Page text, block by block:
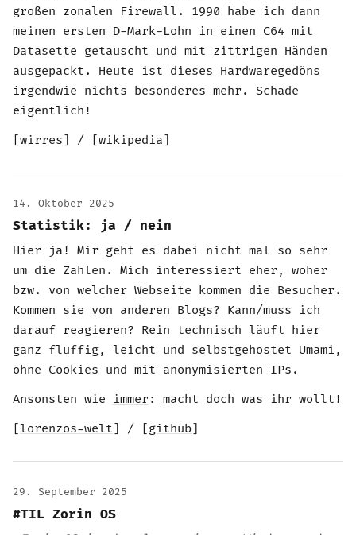
großen zonalen Firewall. 1990 habe ich dann
meinen ersten D-Mark-Lohn in einen C64 mit
Datasette getauscht und mit zittrigen Händen
ausgepackt. Heute ist dieses Hardwaregedöns
irgendwie nichts besonderes mehr. Schade
eigentlich!
[wirres] / [wikipedia]
14. Oktober 2025
Statistik: ja / nein
Hier ja! Mir geht es dabei nicht mal so sehr
um die Zahlen. Mich interessiert eher, woher
bzw. von welcher Webseite kommen die Besucher.
Kommen sie von anderen Blogs? Kann/muss ich
darauf reagieren? Rein technisch läuft hier
ganz fluffig, leicht und selbstgehostet Umami,
ohne Cookies und mit anonymisierten IPs.
Ansonsten wie immer: macht doch was ihr wollt!
[lorenzos-welt] / [github]
29. September 2025
#TIL Zorin OS